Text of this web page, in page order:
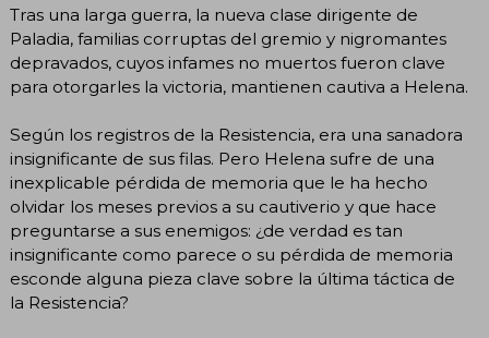
Tras una larga guerra, la nueva clase dirigente de
Paladia, familias corruptas del gremio y nigromantes
depravados, cuyos infames no muertos fueron clave
para otorgarles la victoria, mantienen cautiva a Helena.
Según los registros de la Resistencia, era una sanadora
insignificante de sus filas. Pero Helena sufre de una
inexplicable pérdida de memoria que le ha hecho
olvidar los meses previos a su cautiverio y que hace
preguntarse a sus enemigos: ¿de verdad es tan
insignificante como parece o su pérdida de memoria
esconde alguna pieza clave sobre la última táctica de
la Resistencia?